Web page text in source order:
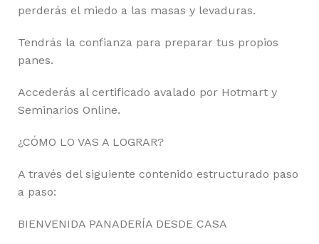
perderás el miedo a las masas y levaduras.
Tendrás la confianza para preparar tus propios
panes.
Accederás al certificado avalado por Hotmart y
Seminarios Online.
¿CÓMO LO VAS A LOGRAR?
A través del siguiente contenido estructurado paso
a paso:
BIENVENIDA PANADERÍA DESDE CASA